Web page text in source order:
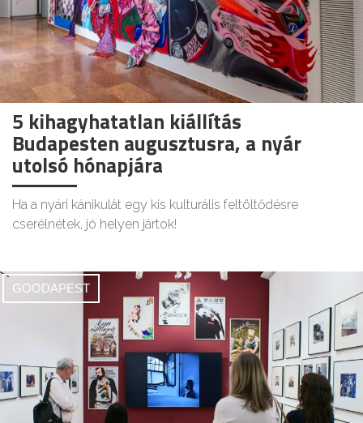
5 kihagyhatatlan kiállítás
Budapesten augusztusra, a nyár
utolsó hónapjára
Ha a nyári kánikulát egy kis kulturális feltöltődésre
cserélnétek, jó helyen jártok!
GOODAPEST